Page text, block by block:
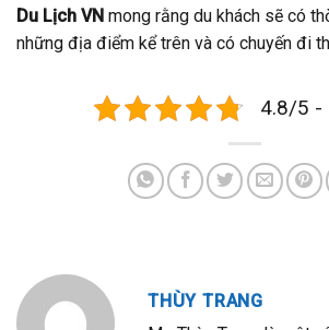
Du Lịch VN mong rằng du khách sẽ có
những địa điểm kể trên và có chuyến đi
4.8/5 -
THÙY TRANG